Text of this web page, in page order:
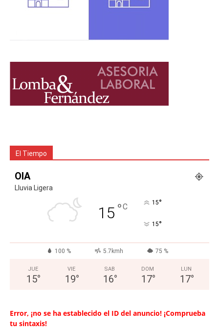
El Tiempo
OIA
Lluvia Ligera
15 °C 15°
15°
100 % 5.7kmh 75 %
JUE
15°
VIE
19°
SAB
16°
DOM
17°
LUN
17°
Error, ¡no se ha establecido el ID del anuncio! ¡Comprueba
tu sintaxis!